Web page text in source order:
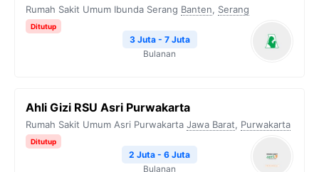
Rumah Sakit Umum Ibunda Serang Banten, Serang
Ditutup
3 Juta - 7 Juta
Bulanan
Ahli Gizi RSU Asri Purwakarta
Rumah Sakit Umum Asri Purwakarta Jawa Barat, Purwakarta
Ditutup
2 Juta - 6 Juta
Bulanan